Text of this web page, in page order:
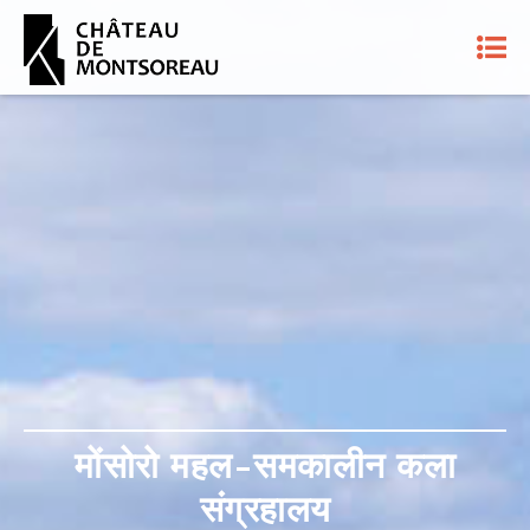
मोंसोरो महल-समकालीन कला
संग्रहालय
मोंसोरो महल-समकालीन कला
संग्रहालय